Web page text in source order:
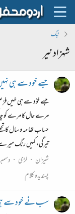
ٹیگ
شہزاد نیر
جسے خود سے ہی
جسے خوُد سے ہی نہیں
مرے حال کا مرے
حساب تھا مہ و سال کا
تیرگی، کہیں رنگ
شیزان
لڑی دسمبر 29،
پسندیدہ کلام
سب نے خود سے